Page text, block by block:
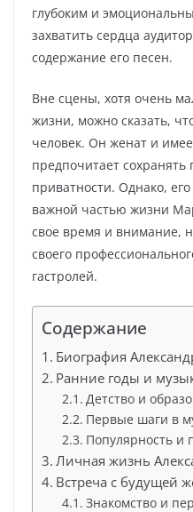
глубоким и
захватить сердца
содержание его песен.
Вне сцены, хотя очень
жизни, можно сказать,
человек. Он женат и
предпочитает
приватности. Однако,
важной частью жизни
свое время и внимание,
своего
гастролей.
Содержание
Биография
Ранние годы и
Детство и
Первые шаги в
Популярность и
Личная жизнь
Встреча с будущей
Знакомство и